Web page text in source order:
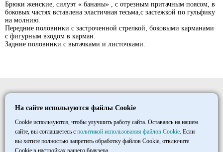
Брюки женские, силуэт « бананы» , с отрезным притачным поясом, в
боковых частях вставлена эластичная тесьма,с застежкой по гульфику
на молнию.
Передние половинки с застроченной стрелкой, боковыми карманами
с фигурным входом в карман.
Задние половинки с вытачками и листочками.
©1997- 2026
ООО «ТД «МАКСИМУМ»
+7 8452 33 86 03
На сайте используются файлы Cookie
Cookie используются, чтобы улучшить работу сайта. Оставаясь на нашем
сайте, вы соглашаетесь с политикой использования файлов Cookie. Если
вы хотите полностью запретить обработку файлов Cookie, отключите
Cookie в настройках вашего браузера.